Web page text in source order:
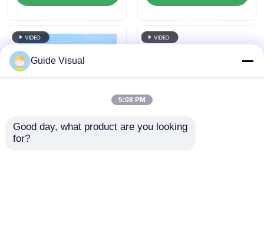
ενοικίαση και
δημόσιας μούχλας,
αντισύγκρουσης
Guide Visual
5:08 PM
Good day, what product are you looking
for?